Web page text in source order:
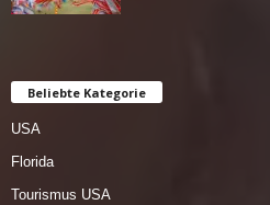
Beliebte Kategorie
USA
Florida
Tourismus USA